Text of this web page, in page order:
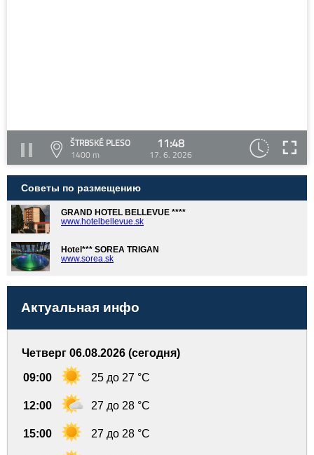
ŠTRBSKÉ PLESO
1400 m
11:48
17. 6. 2026
Советы по размещению
GRAND HOTEL BELLEVUE ****
www.hotelbellevue.sk
Hotel*** SOREA TRIGAN
www.sorea.sk
Актуальная инфо
Четверг 06.08.2026 (сегодня)
09:00 25 до 27 °C
12:00 27 до 28 °C
15:00 27 до 28 °C